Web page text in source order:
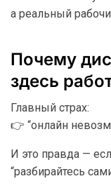
а реальный
Почему
здесь
Главный страх:
👉 “онлайн
И это правда —
“разбирайтесь